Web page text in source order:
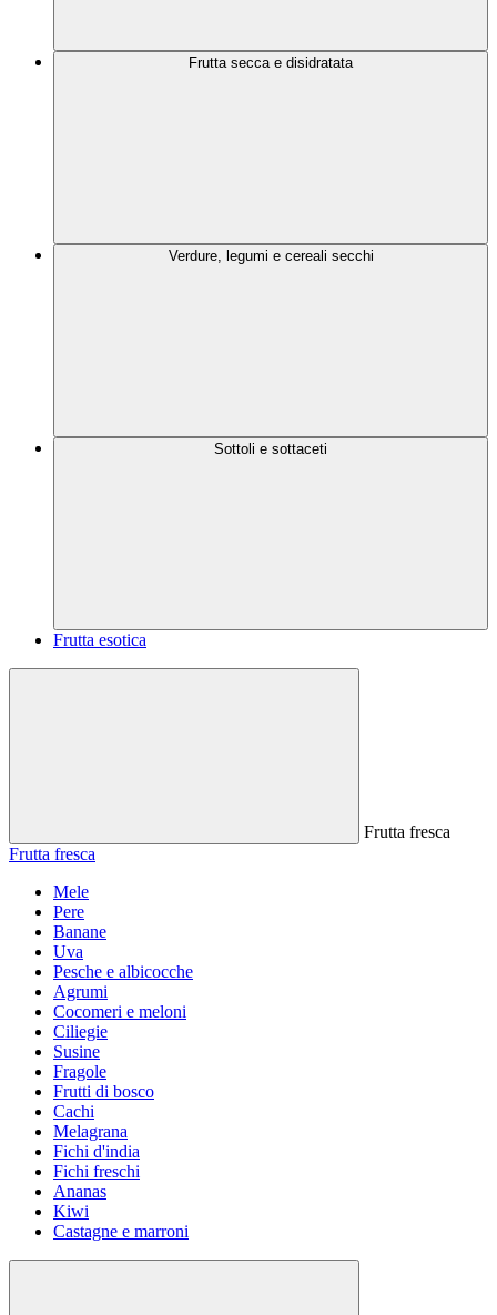
Frutta secca e disidratata
Verdure, legumi e cereali secchi
Sottoli e sottaceti
Frutta esotica
Frutta fresca
Frutta fresca
Mele
Pere
Banane
Uva
Pesche e albicocche
Agrumi
Cocomeri e meloni
Ciliegie
Susine
Fragole
Frutti di bosco
Cachi
Melagrana
Fichi d'india
Fichi freschi
Ananas
Kiwi
Castagne e marroni